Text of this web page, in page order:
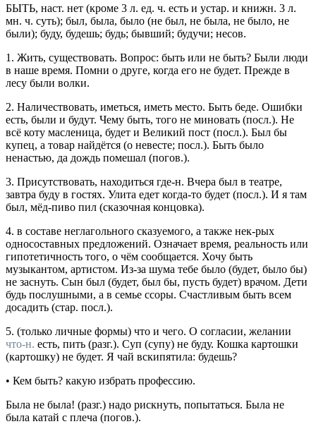
БЫТЬ, наст. нет (кроме 3 л. ед. ч. есть и устар. и книжн. 3 л.
мн. ч. суть); был, была, было (не был, не была, не было, не
были); буду, будешь; будь; бывший; будучи; несов.
1. Жить, существовать. Вопрос: быть или не быть? Были люди
в наше время. Помни о друге, когда его не будет. Прежде в
лесу были волки.
2. Наличествовать, иметься, иметь место. Быть беде. Ошибки
есть, были и будут. Чему быть, того не миновать (посл.). Не
всё коту масленица, будет и Великий пост (посл.). Был бы
купец, а товар найдётся (о невесте; посл.). Быть было
ненастью, да дождь помешал (погов.).
3. Присутствовать, находиться где-н. Вчера был в театре,
завтра буду в гостях. Улита едет когда-то будет (посл.). И я там
был, мёд-пиво пил (сказочная концовка).
4. в составе неглагольного сказуемого, а также нек-рых
односоставных предложений. Означает время, реальность или
гипотетичность того, о чём сообщается. Хочу быть
музыкантом, артистом. Из-за шума тебе было (будет, было бы)
не заснуть. Сын был (будет, был бы, пусть будет) врачом. Дети
будь послушными, а в семье ссоры. Счастливым быть всем
досадить (стар. посл.).
5. (только личные формы) что и чего. О согласии, желании
что-н. есть, пить (разг.). Суп (супу) не буду. Кошка картошки
(картошку) не будет. Я чай вскипятила: будешь?
• Кем быть? какую избрать профессию.
Была не была! (разг.) надо рискнуть, попытаться. Была не
была катай с плеча (погов.).